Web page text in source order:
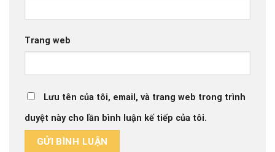
Trang web
Lưu tên của tôi, email, và trang web trong trình
duyệt này cho lần bình luận kế tiếp của tôi.